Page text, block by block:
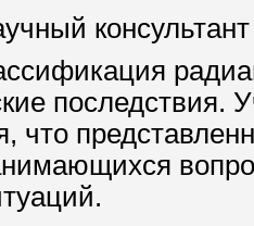
последствия.
что